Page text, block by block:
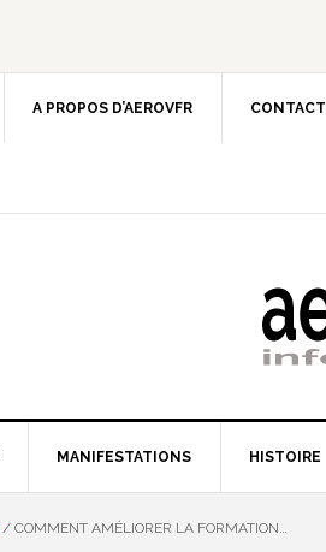
A PROPOS D’AEROVFR CONTACT
MANIFESTATIONS HISTOIRE
/ COMMENT AMÉLIORER LA FORMATION…